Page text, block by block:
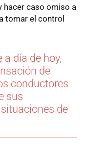
hacer caso omiso a
tomar el control
día de hoy,
de
conductores
sus
de